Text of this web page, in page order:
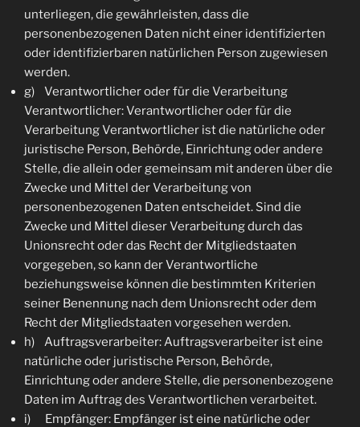
unterliegen, die gewährleisten, dass die
personenbezogenen Daten nicht einer identifizierten
oder identifizierbaren natürlichen Person zugewiesen
werden.
g) Verantwortlicher oder für die Verarbeitung
Verantwortlicher: Verantwortlicher oder für die
Verarbeitung Verantwortlicher ist die natürliche oder
juristische Person, Behörde, Einrichtung oder andere
Stelle, die allein oder gemeinsam mit anderen über die
Zwecke und Mittel der Verarbeitung von
personenbezogenen Daten entscheidet. Sind die
Zwecke und Mittel dieser Verarbeitung durch das
Unionsrecht oder das Recht der Mitgliedstaaten
vorgegeben, so kann der Verantwortliche
beziehungsweise können die bestimmten Kriterien
seiner Benennung nach dem Unionsrecht oder dem
Recht der Mitgliedstaaten vorgesehen werden.
h) Auftragsverarbeiter: Auftragsverarbeiter ist eine
natürliche oder juristische Person, Behörde,
Einrichtung oder andere Stelle, die personenbezogene
Daten im Auftrag des Verantwortlichen verarbeitet.
i) Empfänger: Empfänger ist eine natürliche oder